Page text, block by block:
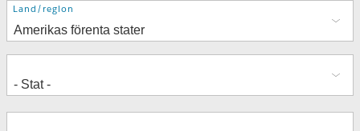
Adress
Land/region